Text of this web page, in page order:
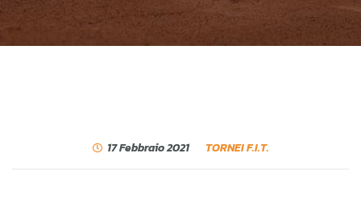
17 Febbraio 2021 TORNEI F.I.T.